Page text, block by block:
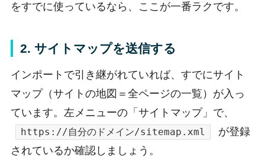
をすでに使っているなら、ここが一番ラクです。
2. サイトマップを送信する
インポートで引き継がれていれば、すでにサイト
マップ（サイトの地図＝全ページの一覧）が入っ
ています。左メニューの「サイトマップ」で、
https://自分のドメイン/sitemap.xml
が登録
されているか確認しましょう。